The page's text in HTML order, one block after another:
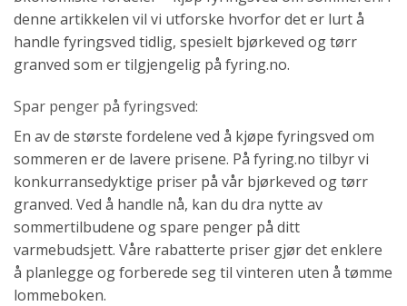
denne artikkelen vil vi utforske hvorfor det er lurt å
handle fyringsved tidlig, spesielt bjørkeved og tørr
granved som er tilgjengelig på fyring.no.
Spar penger på fyringsved:
En av de største fordelene ved å kjøpe fyringsved om
sommeren er de lavere prisene. På fyring.no tilbyr vi
konkurransedyktige priser på vår bjørkeved og tørr
granved. Ved å handle nå, kan du dra nytte av
sommertilbudene og spare penger på ditt
varmebudsjett. Våre rabatterte priser gjør det enklere
å planlegge og forberede seg til vinteren uten å tømme
lommeboken.